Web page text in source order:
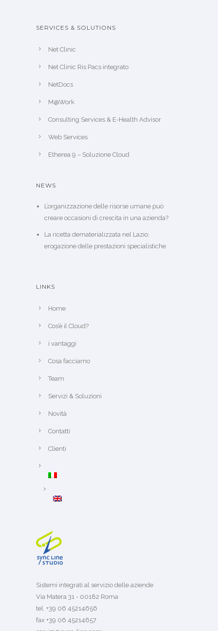
SERVICES & SOLUTIONS
Net Clinic
Net Clinic Ris Pacs integrato
NetDocs
M@Work
Consulting Services & E-Health Advisor
Web Services
Etherea 9 – Soluzione Cloud
NEWS
L’organizzazione delle risorse umane può
creare occasioni di crescita in una azienda?
La ricetta dematerializzata nel Lazio:
erogazione delle prestazioni specialistiche
LINKS
Home
Cos’è il Cloud?
i vantaggi
Cosa facciamo
Team
Servizi & Soluzioni
Novità
Contatti
Clienti
Sistemi integrati al servizio delle aziende
Via Matera 31 - 00182 Roma
tel. +39 06 45214656
fax +39 06 45214657